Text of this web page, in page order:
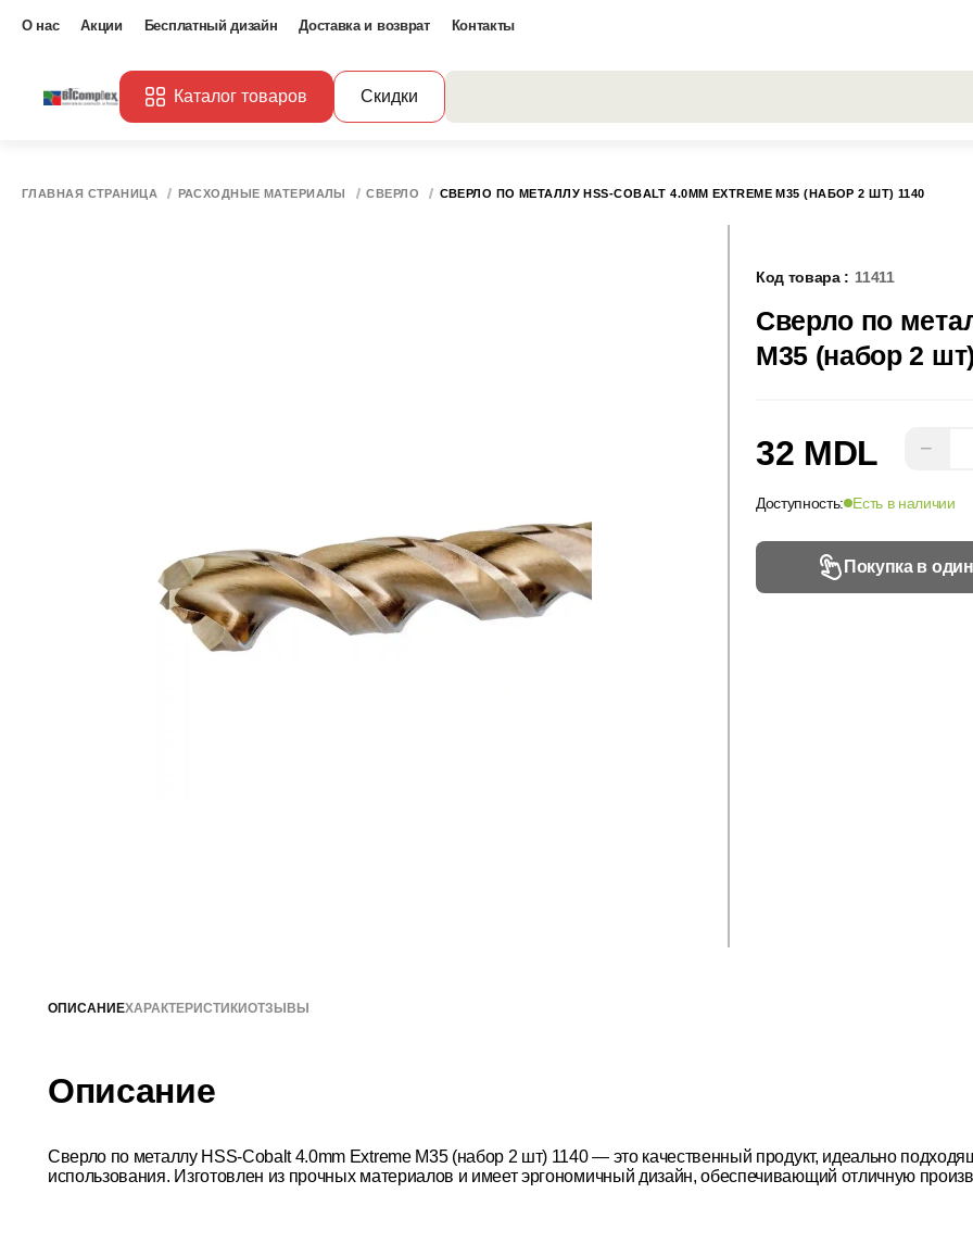
О нас Акции Бесплатный дизайн Доставка и возврат Контакты
Каталог товаров Скидки
ГЛАВНАЯ СТРАНИЦА РАСХОДНЫЕ МАТЕРИАЛЫ СВЕРЛО СВЕРЛО ПО МЕТАЛЛУ HSS-COBALT 4.0MM EXTREME M35 (НАБОР 2 ШТ) 1140
Код товара : 11411
Сверло по
M35 (набор 2
32 MDL −
Доступность: Есть в наличии
Покупка в
ОПИСАНИЕХАРАКТЕРИСТИКИОТЗЫВЫ
Описание
Сверло по металлу HSS-Cobalt 4.0mm Extreme M35 (набор 2 шт) 1140 — это качественный продукт, идеально
использования. Изготовлен из прочных материалов и имеет эргономичный дизайн, обеспечивающий отличную